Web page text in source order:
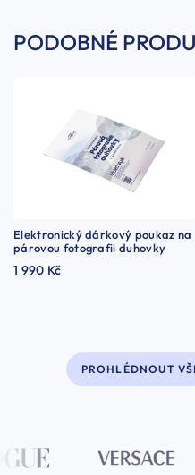
PODOBNÉ
Elektronický dárkový poukaz na
párovou fotografii duhovky
1 990 Kč
PROHLÉDNOUT